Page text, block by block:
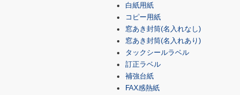
白紙用紙
コピー用紙
窓あき封筒(名入れなし)
窓あき封筒(名入れあり)
タックシールラベル
訂正ラベル
補強台紙
FAX感熱紙